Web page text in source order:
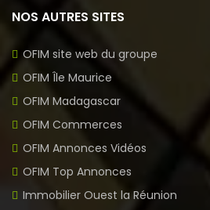
NOS AUTRES SITES
OFIM site web du groupe
OFIM Île Maurice
OFIM Madagascar
OFIM Commerces
OFIM Annonces Vidéos
OFIM Top Annonces
Immobilier Ouest la Réunion